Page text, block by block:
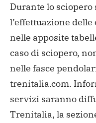
Durante lo sciopero
l’effettuazione
nelle apposite
caso di sciopero,
nelle fasce
trenitalia.com.
servizi saranno
Trenitalia, la